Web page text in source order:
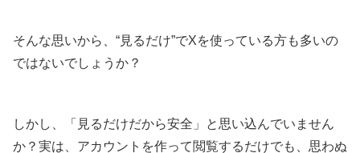
そんな思いから、“見るだけ”でXを使っている方も多いの
ではないでしょうか？
しかし、「見るだけだから安全」と思い込んでいません
か？実は、アカウントを作って閲覧するだけでも、思わぬ